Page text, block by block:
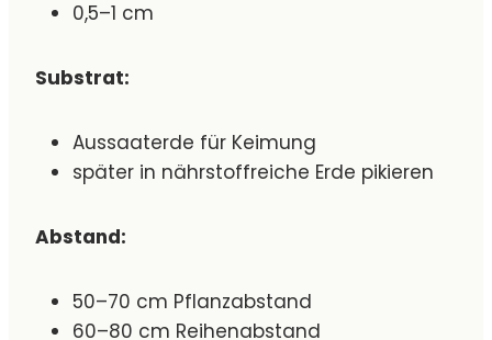
0,5–1 cm
Substrat:
Aussaaterde für Keimung
später in nährstoffreiche Erde pikieren
Abstand:
50–70 cm Pflanzabstand
60–80 cm Reihenabstand